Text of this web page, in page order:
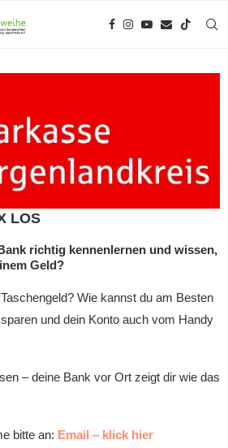
LOS
richtig kennenlernen und wissen,
Geld?
Wie kannst du am Besten
und dein Konto auch vom Handy
– deine Bank vor Ort zeigt dir wie das
bitte an: Email – klick hier